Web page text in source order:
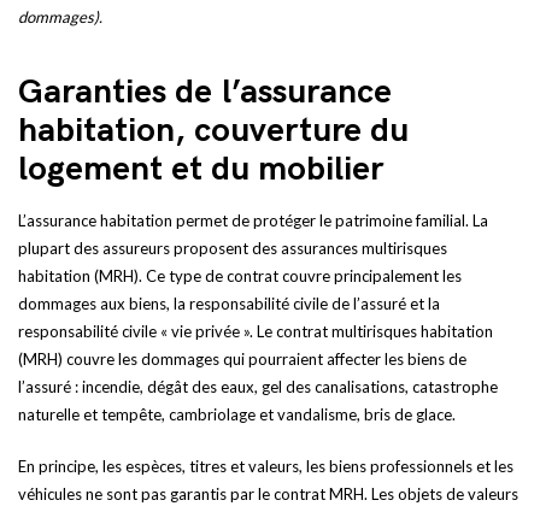
dommages).
Garanties de l’assurance
habitation, couverture du
logement et du mobilier
L’assurance habitation permet de protéger le patrimoine familial. La
plupart des assureurs proposent des assurances multirisques
habitation (MRH). Ce type de contrat couvre principalement les
dommages aux biens, la responsabilité civile de l’assuré et la
responsabilité civile « vie privée ». Le contrat multirisques habitation
(MRH) couvre les dommages qui pourraient affecter les biens de
l’assuré : incendie, dégât des eaux, gel des canalisations, catastrophe
naturelle et tempête, cambriolage et vandalisme, bris de glace.
En principe, les espèces, titres et valeurs, les biens professionnels et les
véhicules ne sont pas garantis par le contrat MRH. Les objets de valeurs